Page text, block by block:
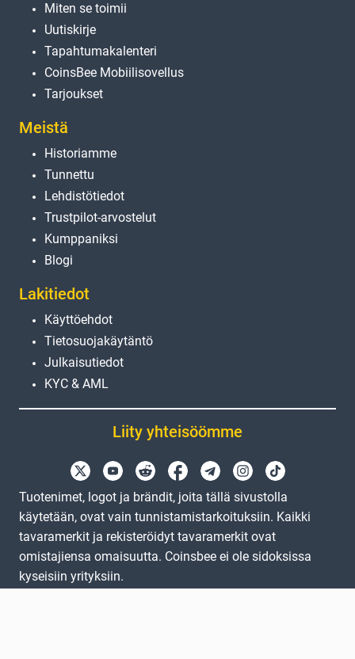
Miten se toimii
Uutiskirje
Tapahtumakalenteri
CoinsBee Mobiilisovellus
Tarjoukset
Meistä
Historiamme
Tunnettu
Lehdistötiedot
Trustpilot-arvostelut
Kumppaniksi
Blogi
Lakitiedot
Käyttöehdot
Tietosuojakäytäntö
Julkaisutiedot
KYC & AML
Liity yhteisöömme
Tuotenimet, logot ja brändit, joita tällä sivustolla
käytetään, ovat vain tunnistamistarkoituksiin. Kaikki
tavaramerkit ja rekisteröidyt tavaramerkit ovat
omistajiensa omaisuutta. Coinsbee ei ole sidoksissa
kyseisiin yrityksiin.